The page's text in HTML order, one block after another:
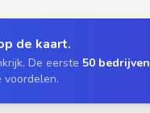
de kaart.
De eerste 50 bedrijven
voordelen.